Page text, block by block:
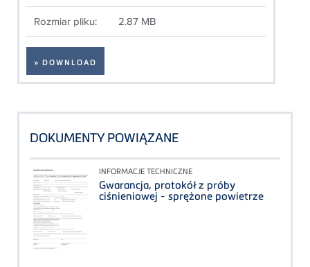
Rozmiar pliku: 2.87 MB
» DOWNLOAD
DOKUMENTY POWIĄZANE
INFORMACJE TECHNICZNE
Gwarancja, protokół z próby
ciśnieniowej - sprężone powietrze